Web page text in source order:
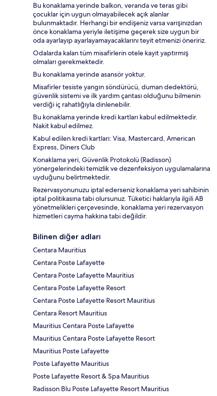
Bu konaklama yerinde balkon, veranda ve teras gibi
çocuklar için uygun olmayabilecek açık alanlar
bulunmaktadır. Herhangi bir endişeniz varsa varışınızdan
önce konaklama yeriyle iletişime geçerek size uygun bir
oda ayarlayıp ayarlayamayacaklarını teyit etmenizi öneririz.
Odalarda kalan tüm misafirlerin otele kayıt yaptırmış
olmaları gerekmektedir.
Bu konaklama yerinde asansör yoktur.
Misafirler tesiste yangın söndürücü, duman dedektörü,
güvenlik sistemi ve ilk yardım çantası olduğunu bilmenin
verdiği iç rahatlığıyla dinlenebilir.
Bu konaklama yerinde kredi kartları kabul edilmektedir.
Nakit kabul edilmez.
Kabul edilen kredi kartları: Visa, Mastercard, American
Express, Diners Club
Konaklama yeri, Güvenlik Protokolü (Radisson)
yönergelerindeki temizlik ve dezenfeksiyon uygulamalarına
uyduğunu belirtmektedir.
Rezervasyonunuzu iptal ederseniz konaklama yeri sahibinin
iptal politikasına tabi olursunuz. Tüketici haklarıyla ilgili AB
yönetmelikleri çerçevesinde, konaklama yeri rezervasyon
hizmetleri cayma hakkına tabi değildir.
Bilinen diğer adları
Centara Mauritius
Centara Poste Lafayette
Centara Poste Lafayette Mauritius
Centara Poste Lafayette Resort
Centara Poste Lafayette Resort Mauritius
Centara Resort Mauritius
Mauritius Centara Poste Lafayette
Mauritius Centara Poste Lafayette Resort
Mauritius Poste Lafayette
Poste Lafayette Mauritius
Poste Lafayette Resort & Spa Mauritius
Radisson Blu Poste Lafayette Resort Mauritius